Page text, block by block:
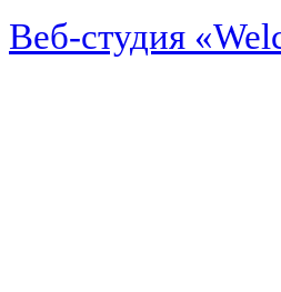
Веб-студия